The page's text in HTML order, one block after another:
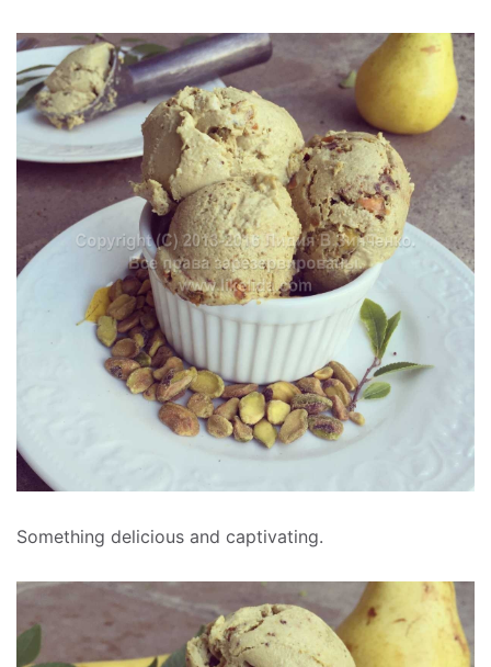
Something delicious and captivating.